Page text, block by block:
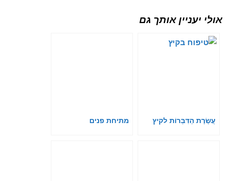
אולי יעניין אותך גם
עֲשֶׂרֶת הַדִּבְּרוֹת לקיץ מתיחת פנים